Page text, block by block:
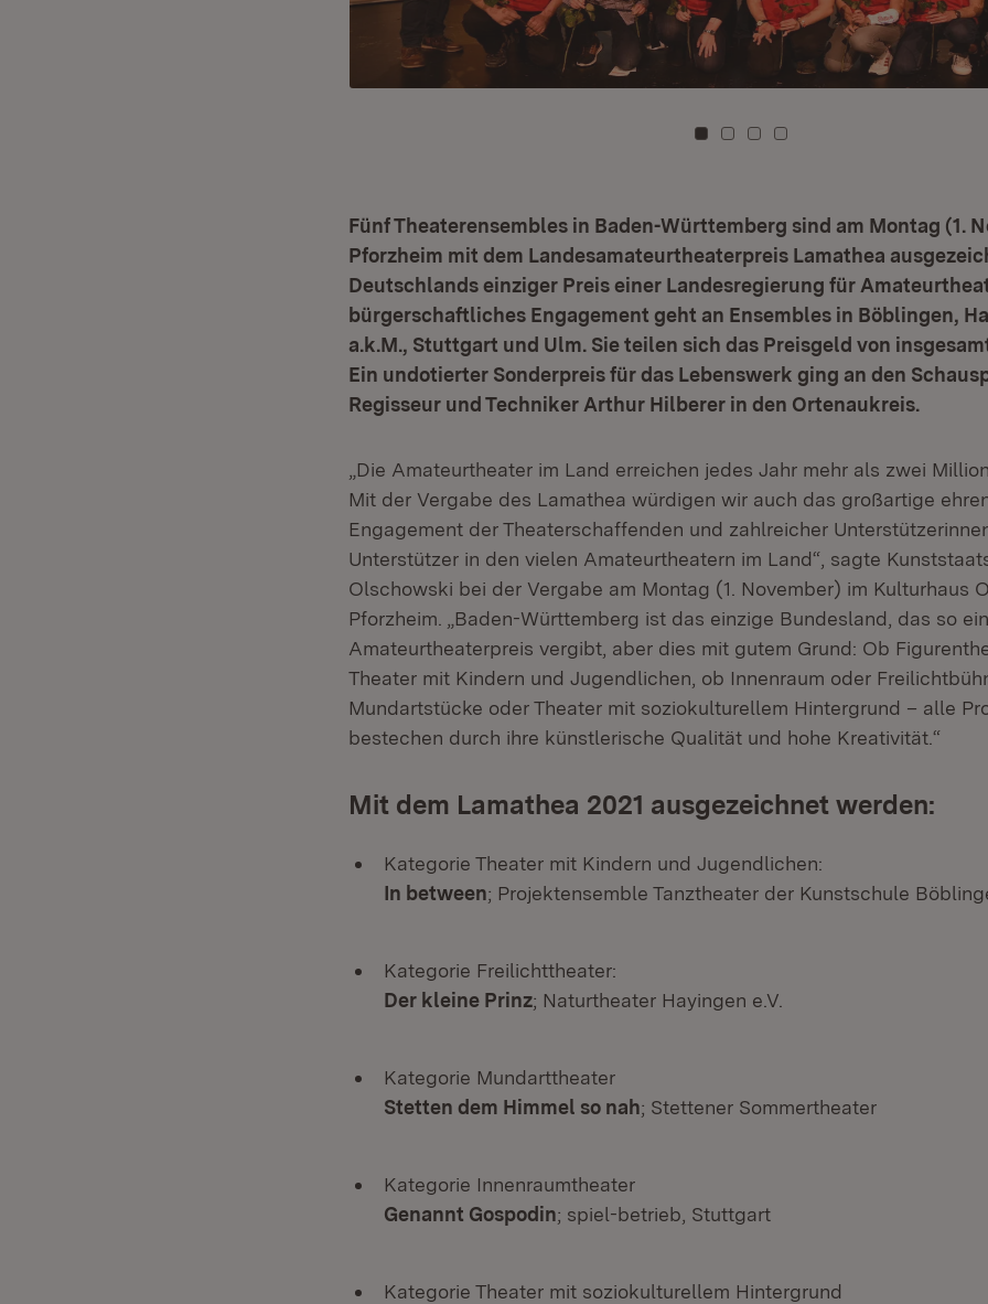
Zu Kachel: 0
Zu Kachel: 1
Zu Kachel: 2
Zu Kachel: 3
Fünf Theaterensembles in Baden-Württemberg sind am Montag (1.
Pforzheim mit dem Landesamateurtheaterpreis Lamathea
Deutschlands einziger Preis einer Landesregierung für
bürgerschaftliches Engagement geht an Ensembles in Böblingen,
a.k.M., Stuttgart und Ulm. Sie teilen sich das Preisgeld von
Ein undotierter Sonderpreis für das Lebenswerk ging an den
Regisseur und Techniker Arthur Hilberer in den Ortenaukreis.
„Die Amateurtheater im Land erreichen jedes Jahr mehr als zwei
Mit der Vergabe des Lamathea würdigen wir auch das großartige
Engagement der Theaterschaffenden und zahlreicher
Unterstützer in den vielen Amateurtheatern im Land“, sagte
Olschowski bei der Vergabe am Montag (1. November) im Kulturhaus
Pforzheim. „Baden-Württemberg ist das einzige Bundesland, das so
Amateurtheaterpreis vergibt, aber dies mit gutem Grund: Ob
Theater mit Kindern und Jugendlichen, ob Innenraum oder
Mundartstücke oder Theater mit soziokulturellem Hintergrund – alle
bestechen durch ihre künstlerische Qualität und hohe Kreativität.“
Mit dem Lamathea 2021 ausgezeichnet werden:
Kategorie Theater mit Kindern und Jugendlichen:
In between; Projektensemble Tanztheater der Kunstschule
Kategorie Freilichttheater:
Der kleine Prinz; Naturtheater Hayingen e.V.
Kategorie Mundarttheater
Stetten dem Himmel so nah; Stettener Sommertheater
Kategorie Innenraumtheater
Genannt Gospodin; spiel-betrieb, Stuttgart
Kategorie Theater mit soziokulturellem Hintergrund